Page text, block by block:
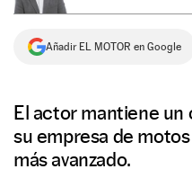
Añadir EL MOTOR en Google
El actor mantiene
su empresa de
más avanzado.